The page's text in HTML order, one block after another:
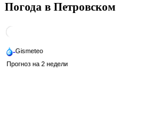
Погода в Петровском